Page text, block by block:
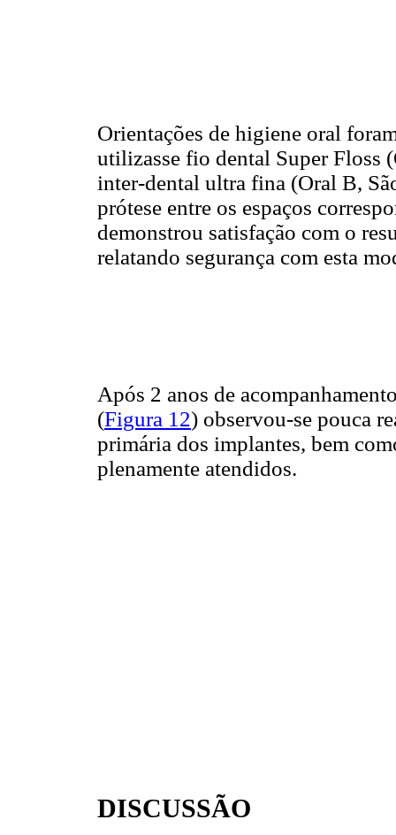
Orientações de higiene oral
utilizasse fio dental Super Floss
inter-dental ultra fina (Oral B,
prótese entre os espaços
demonstrou satisfação com o
relatando segurança com esta
Após 2 anos de
(Figura 12) observou-se pouca
primária dos implantes, bem
plenamente atendidos.
DISCUSSÃO